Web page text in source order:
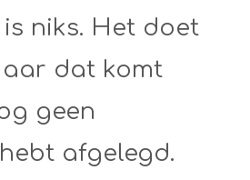
niks. Het doet
dat komt
geen
afgelegd.